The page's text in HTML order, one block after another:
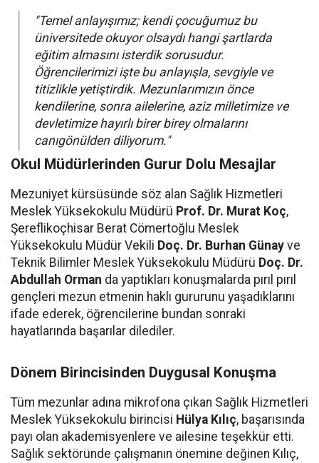
"Temel anlayışımız; kendi çocuğumuz bu
üniversitede okuyor olsaydı hangi şartlarda
eğitim almasını isterdik sorusudur.
Öğrencilerimizi işte bu anlayışla, sevgiyle ve
titizlikle yetiştirdik. Mezunlarımızın önce
kendilerine, sonra ailelerine, aziz milletimize ve
devletimize hayırlı birer birey olmalarını
canıgönülden diliyorum."
Okul Müdürlerinden Gurur Dolu Mesajlar
Mezuniyet kürsüsünde söz alan Sağlık Hizmetleri
Meslek Yüksekokulu Müdürü Prof. Dr. Murat Koç,
Şereflikoçhisar Berat Cömertoğlu Meslek
Yüksekokulu Müdür Vekili Doç. Dr. Burhan Günay ve
Teknik Bilimler Meslek Yüksekokulu Müdürü Doç. Dr.
Abdullah Orman da yaptıkları konuşmalarda pırıl pırıl
gençleri mezun etmenin haklı gururunu yaşadıklarını
ifade ederek, öğrencilerine bundan sonraki
hayatlarında başarılar dilediler.
Dönem Birincisinden Duygusal Konuşma
Tüm mezunlar adına mikrofona çıkan Sağlık Hizmetleri
Meslek Yüksekokulu birincisi Hülya Kılıç, başarısında
payı olan akademisyenlere ve ailesine teşekkür etti.
Sağlık sektöründe çalışmanın önemine değinen Kılıç,